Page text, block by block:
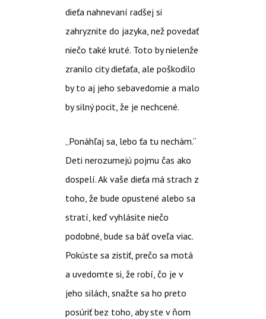
dieťa nahnevaní radšej si
zahryznite do jazyka, než povedať
niečo také kruté. Toto by nielenže
zranilo city dieťaťa, ale poškodilo
by to aj jeho sebavedomie a malo
by silný pocit, že je nechcené.
„Ponáhľaj sa, lebo ťa tu nechám.“
Deti nerozumejú pojmu čas ako
dospelí. Ak vaše dieťa má strach z
toho, že bude opustené alebo sa
stratí, keď vyhlásite niečo
podobné, bude sa báť oveľa viac.
Pokúste sa zistiť, prečo sa motá
a uvedomte si, že robí, čo je v
jeho silách, snažte sa ho preto
posúriť bez toho, aby ste v ňom